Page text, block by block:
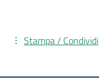
Stampa / Condividi